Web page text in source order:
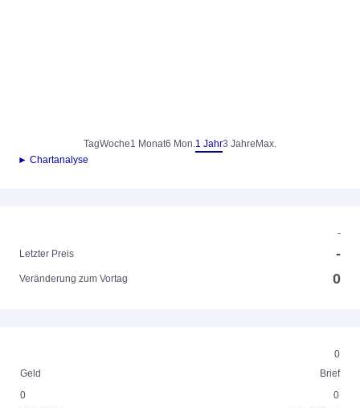
TagWoche1 Monat6 Mon.1 Jahr3 Jahre Max.
► Chartanalyse
-
Letzter Preis
-
Veränderung zum Vortag 0
0
Geld
Brief
0
0